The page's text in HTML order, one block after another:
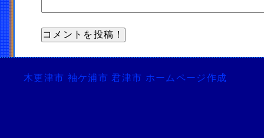
木更津市 袖ケ浦市 君津市 ホームページ作成